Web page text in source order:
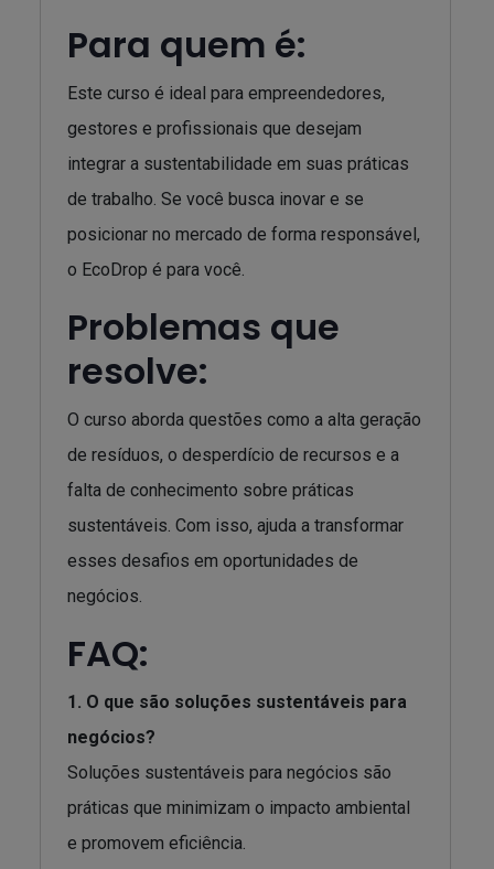
Para quem é:
Este curso é ideal para empreendedores,
gestores e profissionais que desejam
integrar a sustentabilidade em suas práticas
de trabalho. Se você busca inovar e se
posicionar no mercado de forma responsável,
o EcoDrop é para você.
Problemas que
resolve:
O curso aborda questões como a alta geração
de resíduos, o desperdício de recursos e a
falta de conhecimento sobre práticas
sustentáveis. Com isso, ajuda a transformar
esses desafios em oportunidades de
negócios.
FAQ:
1. O que são soluções sustentáveis para
negócios?
Soluções sustentáveis para negócios são
práticas que minimizam o impacto ambiental
e promovem eficiência.